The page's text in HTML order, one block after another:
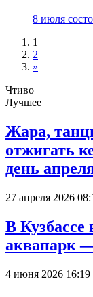
8 июля
1
2
»
Чтиво
Лучшее
Жара,
отжигать
день
27 апреля 2026
В Кузбассе
аквапарк —
4 июня 2026 16:19